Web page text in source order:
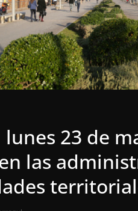
lunes 23 de
las